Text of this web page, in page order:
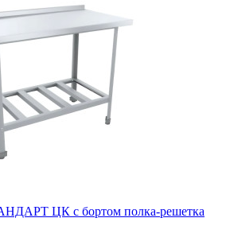
ЦК с бортом полка-решетка